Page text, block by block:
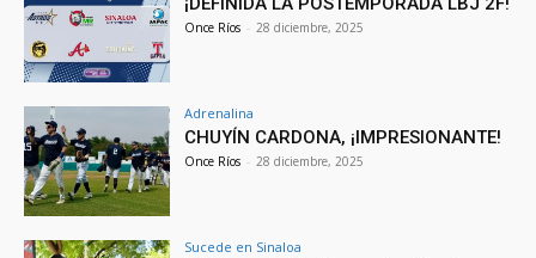
Once Ríos - 28 diciembre, 2025
Adrenalina
CHUYÍN CARDONA, ¡IMPRESIONANTE!
Once Ríos - 28 diciembre, 2025
Sucede en Sinaloa